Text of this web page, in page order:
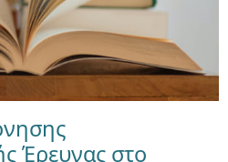
Έρευνας στο